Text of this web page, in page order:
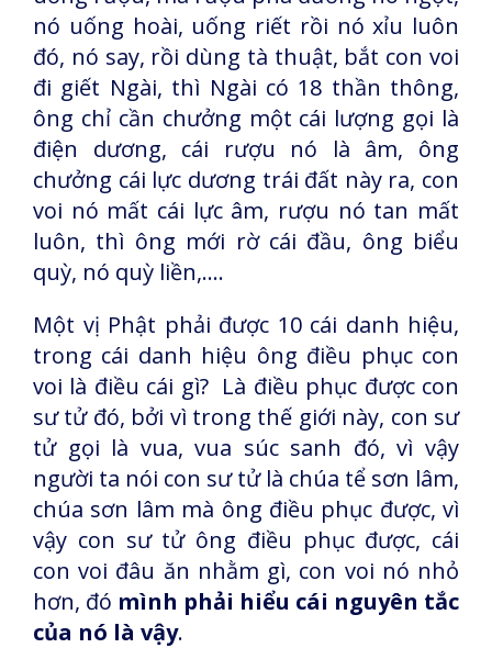
nó uống hoài, uống riết rồi nó xỉu luôn
đó, nó say, rồi dùng tà thuật, bắt con voi
đi giết Ngài, thì Ngài có 18 thần thông,
ông chỉ cần chưởng một cái lượng gọi là
điện dương, cái rượu nó là âm, ông
chưởng cái lực dương trái đất này ra, con
voi nó mất cái lực âm, rượu nó tan mất
luôn, thì ông mới rờ cái đầu, ông biểu
quỳ, nó quỳ liền,....
Một vị Phật phải được 10 cái danh hiệu,
trong cái danh hiệu ông điều phục con
voi là điều cái gì? Là điều phục được con
sư tử đó, bởi vì trong thế giới này, con sư
tử gọi là vua, vua súc sanh đó, vì vậy
người ta nói con sư tử là chúa tể sơn lâm,
chúa sơn lâm mà ông điều phục được, vì
vậy con sư tử ông điều phục được, cái
con voi đâu ăn nhằm gì, con voi nó nhỏ
hơn, đó mình phải hiểu cái nguyên tắc
của nó là vậy.